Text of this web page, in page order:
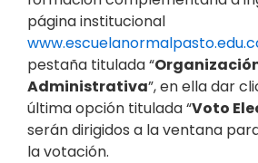
página institucional
pestaña titulada “
Administrativa”, en ella dar
última opción titulada “Voto
serán dirigidos a la ventana
la votación.